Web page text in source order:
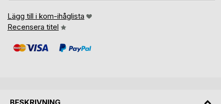
Lägg till i kom-ihåglista
Recensera titel